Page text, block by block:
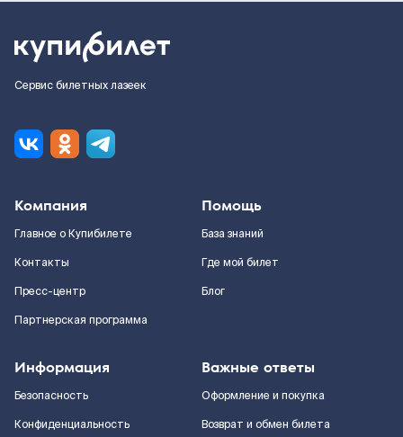
Сервис билетных лазеек
Компания
Главное о Купибилете
Контакты
Пресс-центр
Партнерская программа
Помощь
База знаний
Где мой билет
Блог
Информация
Безопасность
Конфиденциальность
Важные ответы
Оформление и покупка
Возврат и обмен билета